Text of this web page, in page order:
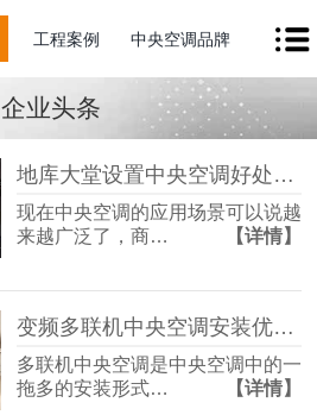
工程案例 中央空调品牌
企业头条
地库大堂设置中央空调好处是什么？
现在中央空调的应用场景可以说越
来越广泛了，商…
【详情】
变频多联机中央空调安装优势，变频多联机中央空调怎么安装？
多联机中央空调是中央空调中的一
拖多的安装形式…
【详情】